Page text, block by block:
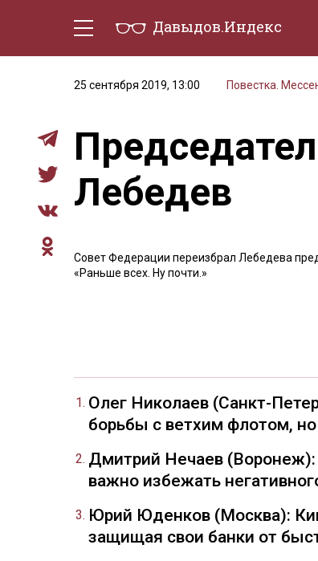
Давыдов.Индекс
25 сентября 2019, 13:00
Повестка.
Лебедев
Совет Федерации переизбрал Лебедева
«Раньше всех. Ну почти.»
Олег Николаев (Санкт-
борьбы с ветхим флотом,
Дмитрий Нечаев (Воронеж):
важно избежать
Юрий Юденков (Москва):
защищая свои банки от